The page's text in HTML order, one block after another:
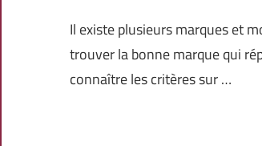
Il existe plusieurs marques et
trouver la bonne marque qui
connaître les critères sur …